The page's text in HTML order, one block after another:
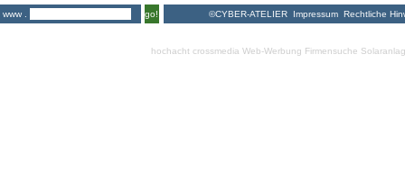
www .
go! ©CYBER-ATELIER Impressum Rechtliche
hochacht crossmedia Web-Werbung Firmensuche